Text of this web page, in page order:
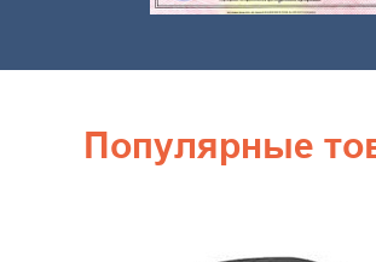
Популярные